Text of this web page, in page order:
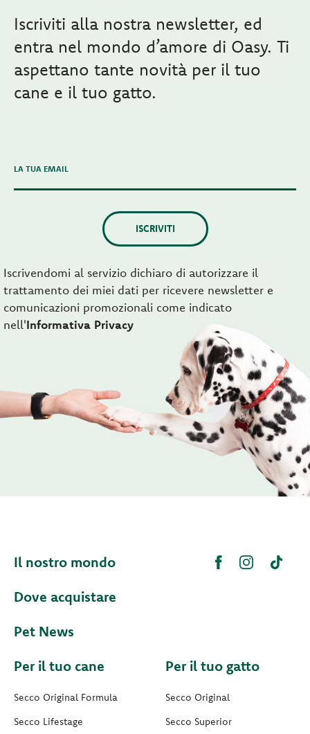
Iscriviti alla nostra newsletter, ed
entra nel mondo d’amore di Oasy. Ti
aspettano tante novità per il tuo
cane e il tuo gatto.
LA TUA EMAIL
ISCRIVITI
Iscrivendomi al servizio dichiaro di autorizzare il
trattamento dei miei dati per ricevere newsletter e
comunicazioni promozionali come indicato
nell'Informativa Privacy
Il nostro mondo
Dove acquistare
Pet News
Per il tuo cane
Secco Original Formula
Secco Lifestage
Per il tuo gatto
Secco Original
Secco Superior